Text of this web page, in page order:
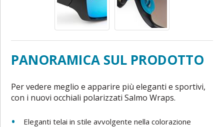
PANORAMICA SUL PRODOTTO
Per vedere meglio e apparire più eleganti e sportivi,
con i nuovi occhiali polarizzati Salmo Wraps.
Eleganti telai in stile avvolgente nella colorazione